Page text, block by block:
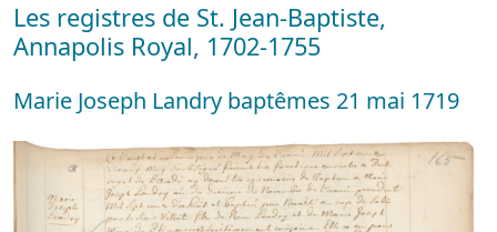
Les registres de St. Jean-Baptiste,
Annapolis Royal, 1702-1755
Marie Joseph Landry baptêmes 21 mai 1719